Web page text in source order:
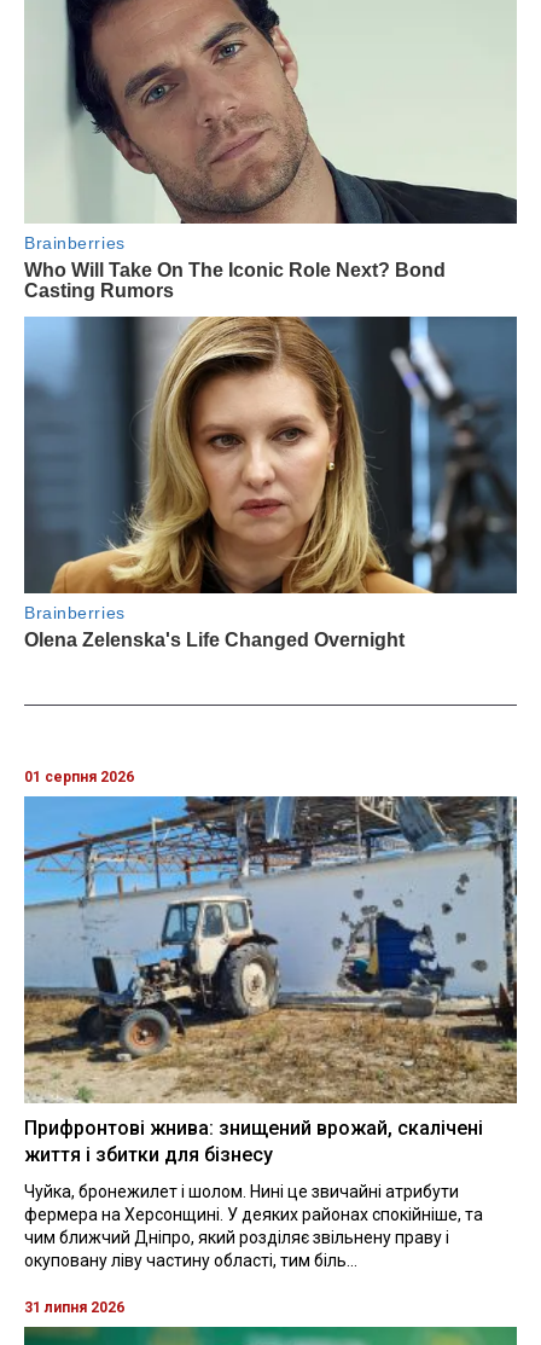
01 серпня 2026
Прифронтові жнива: знищений врожай, скалічені
життя і збитки для бізнесу
Чуйка, бронежилет і шолом. Нині це звичайні атрибути
фермера на Херсонщині. У деяких районах спокійніше, та
чим ближчий Дніпро, який розділяє звільнену праву і
окуповану ліву частину області, тим біль...
31 липня 2026